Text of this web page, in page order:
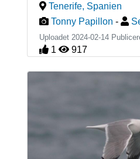
Tenerife, Spanien
Tonny Papillon -
Uploadet 2024-02-14
1 917